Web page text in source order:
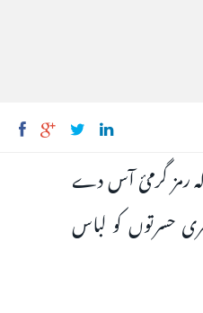
رمز گرمیٔ آس دے
مری حسرتوں کو لباس